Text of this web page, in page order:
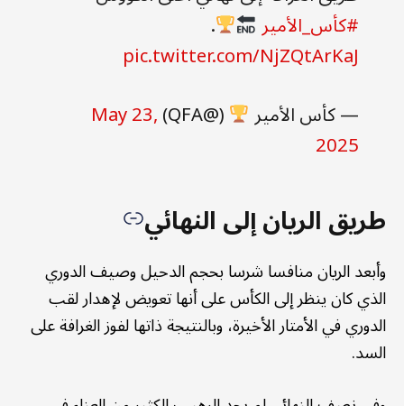
#كأس_الأمير .
pic.twitter.com/NjZQtArKaJ
— كأس الأمير
(@QFA)
May 23,
2025
طريق الريان إلى النهائي
وأبعد الريان منافسا شرسا بحجم الدحيل وصيف الدوري
الذي كان ينظر إلى الكأس على أنها تعويض لإهدار لقب
الدوري في الأمتار الأخيرة، وبالنتيجة ذاتها لفوز الغرافة على
السد.